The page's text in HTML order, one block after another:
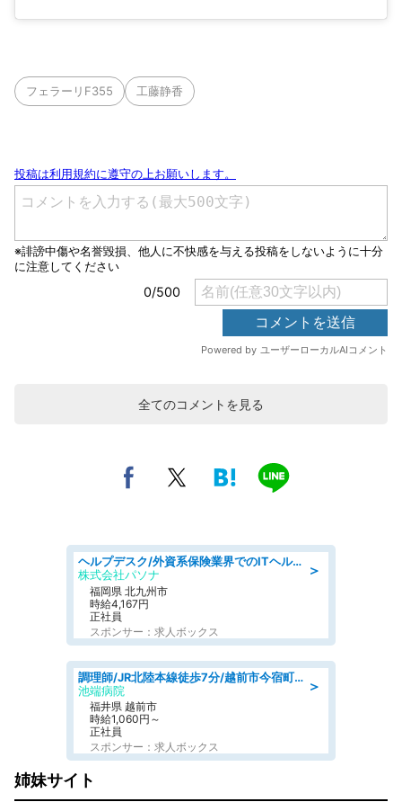
フェラーリF355 工藤静香
全てのコメントを見る
＞
ヘルプデスク/外資系保険業界でのITヘルプデスク業務/駅近/即日勤務可/ヘルプデスク
株式会社パソナ
福岡県 北九州市
時給4,167円
正社員
スポンサー：求人ボックス
＞
調理師/JR北陸本線徒歩7分/越前市今宿町/福井県
池端病院
福井県 越前市
時給1,060円～
正社員
スポンサー：求人ボックス
姉妹サイト